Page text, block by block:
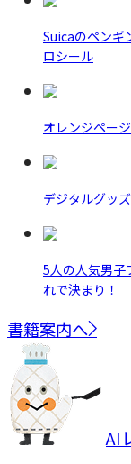
Suicaのペンギ
ロシール
オレンジペー
デジタルグッ
5人の人気男
れで決まり！
書籍案内へ
AI